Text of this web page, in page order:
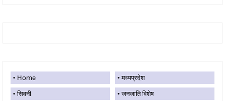
Home
मध्यप्रदेश
सिवनी
जनजाति विशेष